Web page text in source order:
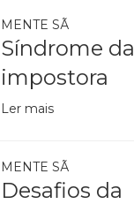
MENTE SÃ
Síndrome da
impostora
Ler mais
MENTE SÃ
Desafios da